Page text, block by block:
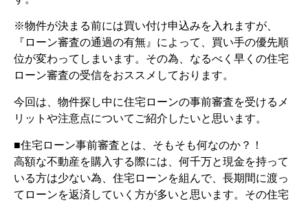
※物件が決まる前には買い付け申込みを入れますが、
『ローン審査の通過の有無』によって、買い手の優先順
位が変わってしまいます。その為、なるべく早くの住宅
ローン審査の受信をおススメしております。
今回は、物件探し中に住宅ローンの事前審査を受けるメ
リットや注意点についてご紹介したいと思います。
■住宅ローン事前審査とは、そもそも何なのか？！
高額な不動産を購入する際には、何千万と現金を持って
いる方は少ない為、住宅ローンを組んで、長期間に渡っ
てローンを返済していく方が多いと思います。その住宅